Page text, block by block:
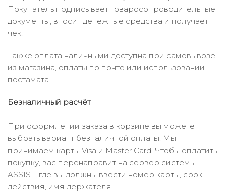
Покупатель подписывает товаросопроводительные
документы, вносит денежные средства и получает
чек.
Также оплата наличными доступна при самовывозе
из магазина, оплаты по почте или использовании
постамата.
Безналичный расчёт
При оформлении заказа в корзине вы можете
выбрать вариант безналичной оплаты. Мы
принимаем карты Visa и Master Card. Чтобы оплатить
покупку, вас перенаправит на сервер системы
ASSIST, где вы должны ввести номер карты, срок
действия, имя держателя.